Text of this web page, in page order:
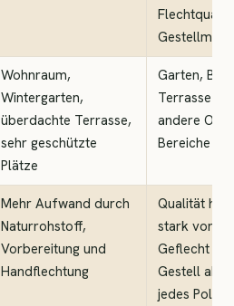
Wohnraum,
Wintergarten,
überdachte Terrasse,
sehr geschützte
Plätze
Garten,
Terrasse
andere
Bereiche
Mehr Aufwand durch
Naturrohstoff,
Vorbereitung und
Handflechtung
Qualität
stark von
Geflecht
Gestell ab;
jedes